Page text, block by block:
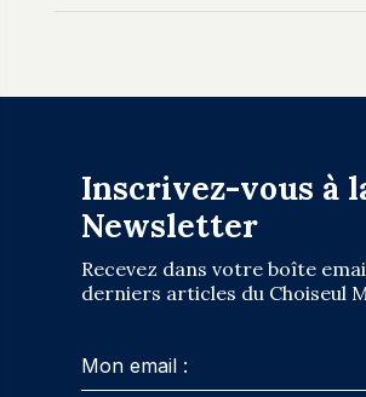
Inscrivez-vous à
Newsletter
Recevez dans votre boîte
derniers articles du Choiseul